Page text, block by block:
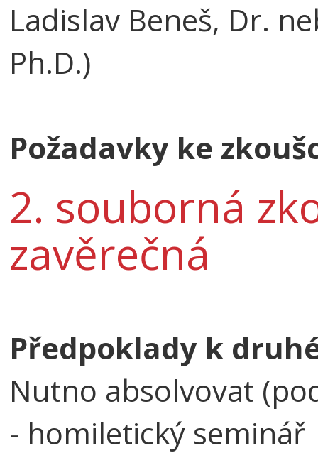
Ladislav Beneš, Dr.
Ph.D.)
Požadavky ke
2. souborná
zavěrečná
Předpoklady k
Nutno absolvovat
- homiletický seminář